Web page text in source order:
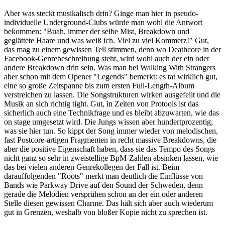
Aber was steckt musikalisch drin? Ginge man hier in pseudo-
individuelle Underground-Clubs würde man wohl die Antwort
bekommen: "Buah, immer der selbe Mist, Breakdown und
geglättete Haare und was weiß ich. Viel zu viel Kommerz!" Gut,
das mag zu einem gewissen Teil stimmen, denn wo Deathcore in der
Facebook-Genrebeschreibung steht, wird wohl auch der ein oder
andere Breakdown drin sein. Was man bei Walking With Strangers
aber schon mit dem Opener "Legends" bemerkt: es tat wirklich gut,
eine so große Zeitspanne bis zum ersten Full-Length-Album
verstreichen zu lassen. Die Songstrukturen wirken ausgefeilt und die
Musik an sich richtig tight. Gut, in Zeiten von Protools ist das
sicherlich auch eine Technikfrage und es bleibt abzuwarten, wie das
on stage umgesetzt wird. Die Jungs wissen aber hundertprozentig,
was sie hier tun. So kippt der Song immer wieder von melodischen,
fast Postcore-artigen Fragmenten in recht massive Breakdowns, die
aber die positive Eigenschaft haben, dass sie das Tempo des Songs
nicht ganz so sehr in zweistellige BpM-Zahlen absinken lassen, wie
das bei vielen anderen Genrekollegen der Fall ist. Beim
darauffolgenden "Roots" merkt man deutlich die Einflüsse von
Bands wie Parkway Drive auf den Sound der Schweden, denn
gerade die Melodien versprühen schon an der ein oder anderen
Stelle diesen gewissen Charme. Das hält sich aber auch wiederum
gut in Grenzen, weshalb von bloßer Kopie nicht zu sprechen ist.